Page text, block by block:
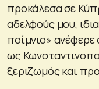
προκάλεσα σε
αδελφούς μου,
ποίμνιο» ανέφερε
ως
ξεριζωμός και